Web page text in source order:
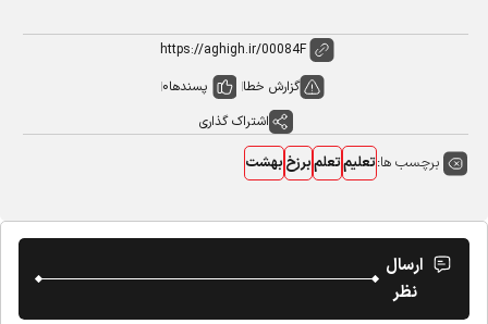
گزارش خطا پسندها0
اشتراک گذاری
برچسب ها:تعلیمتعلمبرزخبهشت
ارسال
نظر